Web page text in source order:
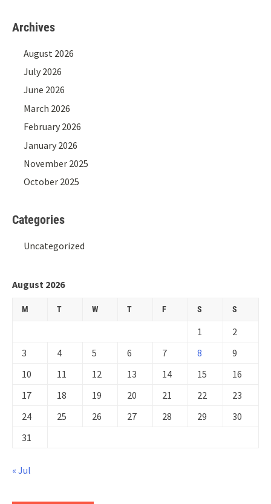
Archives
August 2026
July 2026
June 2026
March 2026
February 2026
January 2026
November 2025
October 2025
Categories
Uncategorized
August 2026
M T W T F S S
1
2
3
4 5 6 7 8
9
10
11 12 13 14 15
16
17
18 19 20 21 22
23
24
25 26 27 28 29
30
31
« Jul